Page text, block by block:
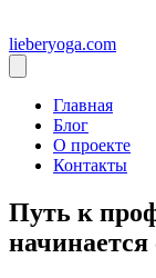
lieberyoga.com
Главная
Блог
О проекте
Контакты
Путь к
начинается